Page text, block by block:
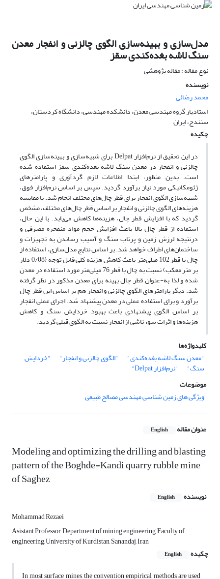
مدل‌سازی و بهینه‌سازی الگوی چالزنی و انفجار معدن
سنگ لاشه بغده‌کندی سقز
نوع مقاله : مقاله پژوهشی
نویسنده
محمد رضائی
استادیار گروه مهندسی معدن، دانشکده مهندسی، دانشگاه کردستان،
سنندج، ایران
چکیده
در این تحقیق از نرم‌افزار Delpat برای شبیه‌سازی و بهینه‌سازی الگوی
چالزنی و انفجار در معدن سنگ لاشه بغده‌کندی سقز استفاده شده
است. بدین منظور، ابتدا اطلاعات لازم گردآوری و پارامترهای
ژئومکانیکی مورد نیاز برآورد گردید. سپس بر اساس نرم‌افزار فوق،
شبیه‌سازی الگوی انفجار برای قطر چال‌های مختلف انجام شد. با مقایسه
هزینه‌های الگوی چالزنی و انفجار بر اساس قطر چال‌های مختلف، مشخص
گردید که با افزایش قطر چال، هزینه‌ها کاهش می‌یابد. با این حال،
استفاده از قطر چال بالا باعث افزایش حجم مواد منفحره مصرفی و
درنتیجه لرزش زمین و پرتاب سنگ و آسیب رساندن به تجهیزات و
ساختمان‌های اطراف خواهد شد. بر اساس نتایج مدل‌سازی، استفاده از
چال با قطر 102 میلی‌متر باعث کاهش هزینه کلی قابل توجه (0/08 دلار
بر متر معکب) نسبت به چال با قطر 76 میلی‌متر مورد استفاده در معدن
شده و لذا به-عنوان قطر چال بهینه برای معدن مذکور در نظر گرفته
شد. دیگر پارامترهای الگوی چالزنی و انفجار هم بر اساس این قطر چال
برآورد و برای استفاده عملی در معدن پیشنهاد شد. اجرای عملی انفجار
بر اساس الگوی پیشنهادی باعث بهبود خردایش سنگ و کاهش
هزینه‌ها و اثرات سوء ناشی از انفجار نسبت به الگوی قبلی گردید.
کلیدواژه‌ها
"معدن سنگ لاشه بغده‌کندی"
"الگوی چالزنی و انفجار" "خردایش
سنگ"
"نرم‌افزار Delpat"
موضوعات
ویژگی های زمین شناسی مهندسی مصالح طبیعی
عنوان مقاله English
Modeling and optimizing the drilling and blasting
pattern of the Boghde-Kandi quarry rubble mine
of Saghez
نویسنده English
Mohammad Rezaei
Asistant Professor, Department of mining engineering, Faculty of
engineering, University of Kurdistan, Sanandaj, Iran
چکیده
English
In most surface mines, the convention empirical methods are used